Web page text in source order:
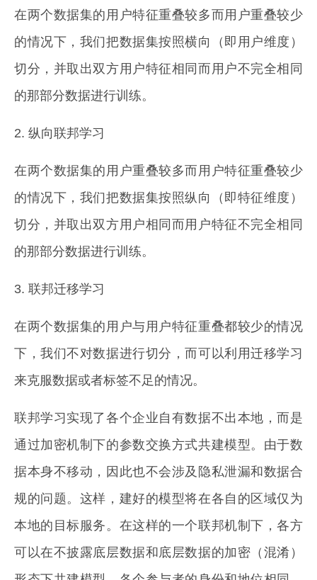
在两个数据集的用户特征重叠较多而用户重叠较少
的情况下，我们把数据集按照横向（即用户维度）
切分，并取出双方用户特征相同而用户不完全相同
的那部分数据进行训练。
2. 纵向联邦学习
在两个数据集的用户重叠较多而用户特征重叠较少
的情况下，我们把数据集按照纵向（即特征维度）
切分，并取出双方用户相同而用户特征不完全相同
的那部分数据进行训练。
3. 联邦迁移学习
在两个数据集的用户与用户特征重叠都较少的情况
下，我们不对数据进行切分，而可以利用迁移学习
来克服数据或者标签不足的情况。
联邦学习实现了各个企业自有数据不出本地，而是
通过加密机制下的参数交换方式共建模型。由于数
据本身不移动，因此也不会涉及隐私泄漏和数据合
规的问题。这样，建好的模型将在各自的区域仅为
本地的目标服务。在这样的一个联邦机制下，各方
可以在不披露底层数据和底层数据的加密（混淆）